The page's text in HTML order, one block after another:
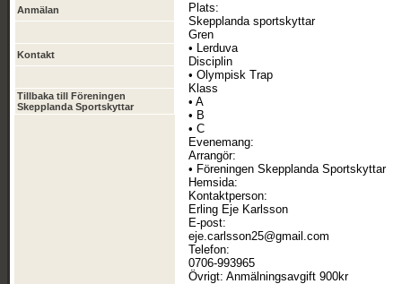
Anmälan
Kontakt
Tillbaka till Föreningen
Skepplanda Sportskyttar
Plats:
Skepplanda sportskyttar
Gren
• Lerduva
Disciplin
• Olympisk Trap
Klass
• A
• B
• C
Evenemang:
Arrangör:
• Föreningen Skepplanda Sportskyttar
Hemsida:
Kontaktperson:
Erling Eje Karlsson
E-post:
eje.carlsson25@gmail.com
Telefon:
0706-993965
Övrigt: Anmälningsavgift 900kr